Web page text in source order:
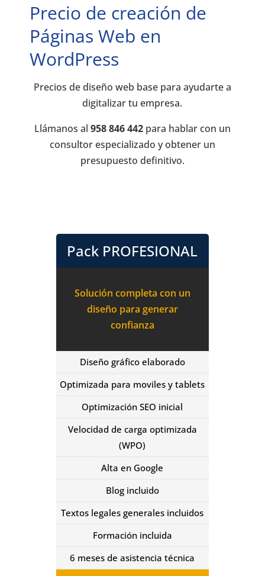
Precio de creación de
Páginas Web en
WordPress
Precios de diseño web base para ayudarte a
digitalizar tu empresa.
Llámanos al 958 846 442para hablar con un
consultor especializado y obtener un
presupuesto definitivo.
Pack PROFESIONAL
Solución completa con un
diseño para generar
confianza
Diseño gráfico elaborado
Optimizada para moviles y tablets
Optimización SEO inicial
Velocidad de carga optimizada
(WPO)
Alta en Google
Blog incluido
Textos legales generales incluidos
Formación incluida
6 meses de asistencia técnica